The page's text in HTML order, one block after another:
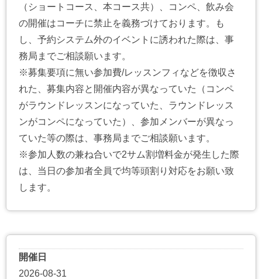
（ショートコース、本コース共）、コンペ、飲み会
の開催はコーチに禁止を義務づけております。も
し、予約システム外のイベントに誘われた際は、事
務局までご相談願います。
※募集要項に無い参加費/レッスンフィなどを徴収さ
れた、募集内容と開催内容が異なっていた（コンペ
がラウンドレッスンになっていた、ラウンドレッス
ンがコンペになっていた）、参加メンバーが異なっ
ていた等の際は、事務局までご相談願います。
※参加人数の兼ね合いで2サム割増料金が発生した際
は、当日の参加者全員で均等頭割り対応をお願い致
します。
開催日
2026-08-31